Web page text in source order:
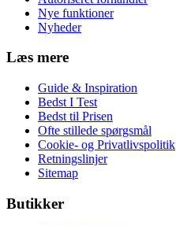
Nye funktioner
Nyheder
Læs mere
Guide & Inspiration
Bedst I Test
Bedst til Prisen
Ofte stillede spørgsmål
Cookie- og Privatlivspolitik
Retningslinjer
Sitemap
Butikker